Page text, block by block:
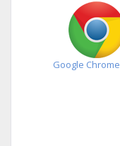
Google Chrome